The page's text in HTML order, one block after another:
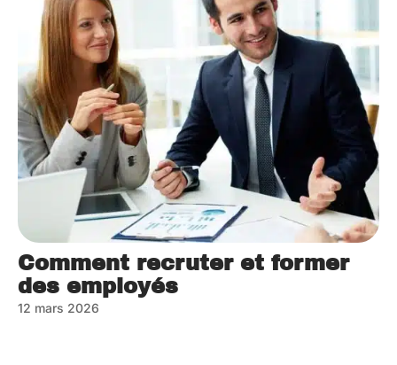
Comment recruter et former
des employés
12 mars 2026